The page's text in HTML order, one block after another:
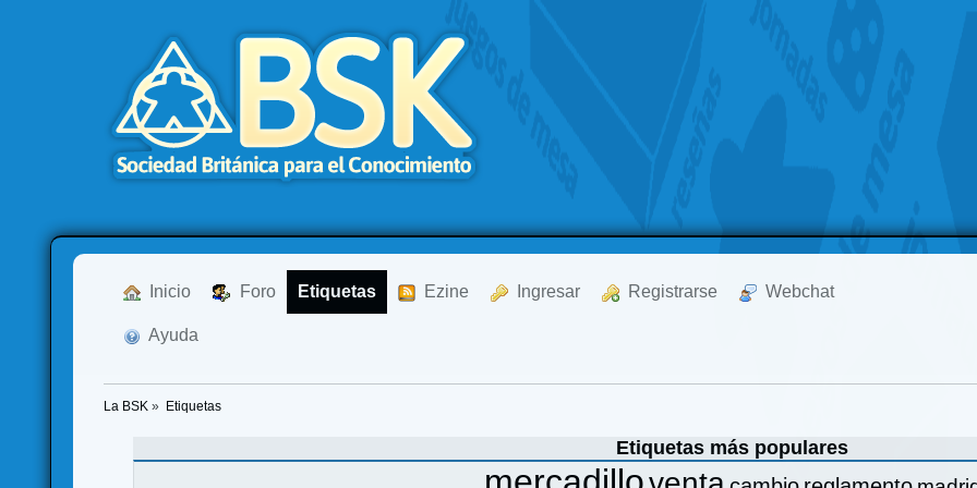
Inicio Foro Etiquetas Ezine Ingresar Registrarse Webchat
Ayuda
La BSK » Etiquetas
Etiquetas más populares